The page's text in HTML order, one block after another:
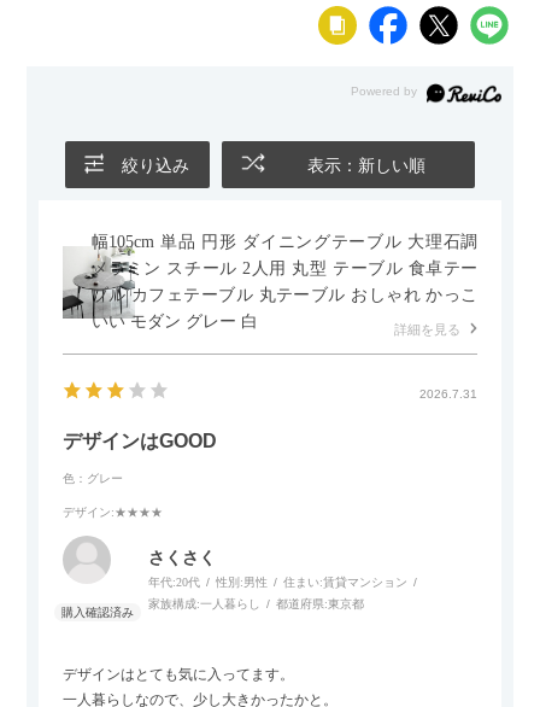
絞り込み 表示：新しい順
幅105cm 単品 円形 ダイニングテーブル 大理石調
メラミン スチール 2人用 丸型 テーブル 食卓テー
ブル カフェテーブル 丸テーブル おしゃれ かっこ
いい モダン グレー 白
詳細を見る
2026.7.31
デザインはGOOD
色：グレー
デザイン:★★★★
さくさく
年代:20代 性別:男性 住まい:賃貸マンション
家族構成:一人暮らし 都道府県:東京都
デザインはとても気に入ってます。
一人暮らしなので、少し大きかったかと。